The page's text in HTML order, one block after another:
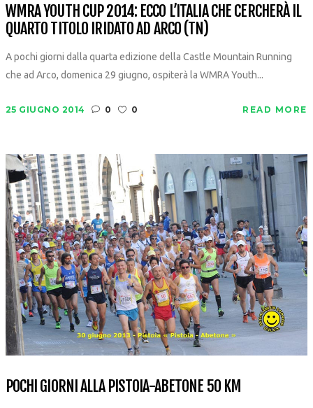
WMRA YOUTH CUP 2014: ECCO L’ITALIA CHE CERCHERÀ IL
QUARTO TITOLO IRIDATO AD ARCO (TN)
A pochi giorni dalla quarta edizione della Castle Mountain Running
che ad Arco, domenica 29 giugno, ospiterà la WMRA Youth...
25 GIUGNO 2014 0 0 READ MORE
POCHI GIORNI ALLA PISTOIA-ABETONE 50 KM